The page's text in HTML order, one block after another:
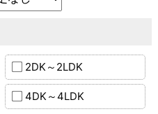
2DK～2LDK
4DK～4LDK